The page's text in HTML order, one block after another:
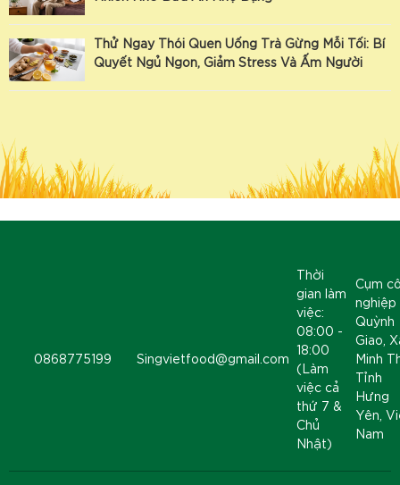
Thử Ngay Thói Quen Uống Trà Gừng Mỗi Tối: Bí
Quyết Ngủ Ngon, Giảm Stress Và Ấm Người
0868775199 Singvietfood@gmail.com
Thời
gian làm
việc:
08:00 -
18:00
(Làm
việc cả
thứ 7 &
Chủ
Nhật)
Cụm
nghiệp
Quỳnh
Giao,
Minh
Tỉnh
Hưng
Yên,
Nam